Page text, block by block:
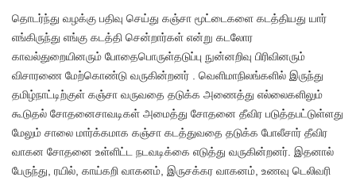
தொடர்ந்து வழக்கு பதிவு செய்து கஞ்சா மூட்டைகளை கடத்தியது யார்
எங்கிருந்து எங்கு கடத்தி சென்றார்கள் என்று கடலோர
காவல்துறையினரும் போதைபொருள்தடுப்பு நுன்னறிவு பிரிவினரும்
விசாரணை மேற்கொண்டு வருகின்றனர் . வெளிமாநிலங்களில் இருந்து
தமிழ்நாட்டிற்குள் கஞ்சா வருவதை தடுக்க அணைத்து எல்லைகளிலும்
கூடுதல் சோதனைசாவடிகள் அமைத்து சோதனை தீவிர படுத்தபட்டுள்ளது
மேலும் சாலை மார்க்கமாக கஞ்சா கடத்துவதை தடுக்க போலீசார் தீவிர
வாகன சோதனை உள்ளிட்ட நடவடிக்கை எடுத்து வருகின்றனர். இதனால்
பேருந்து, ரயில், காய்கறி வாகனம், இருசக்கர வாகனம், உணவு டெலிவரி